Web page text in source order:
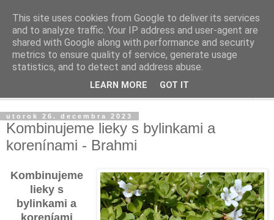
utorok 26. decembra 2023
Kombinujeme lieky s bylinkami a
korenínami - Brahmi
Kombinujeme
lieky s
bylinkami a
koreníami
This site uses cookies from Google to deliver its services
and to analyze traffic. Your IP address and user-agent are
shared with Google along with performance and security
metrics to ensure quality of service, generate usage
statistics, and to detect and address abuse.
LEARN MORE GOT IT